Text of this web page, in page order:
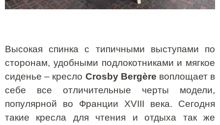
Высокая спинка с типичными выступами по
сторонам, удобными подлокотниками и мягкое
сиденье – кресло Crosby Bergère воплощает в
себе все отличительные черты модели,
популярной во Франции XVIII века. Сегодня
такие кресла для чтения и отдыха так же